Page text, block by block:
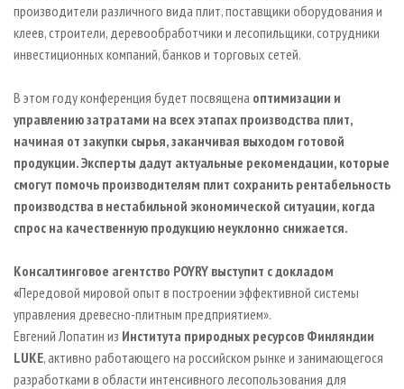
производители различного вида плит, поставщики оборудования и
клеев, строители, деревообработчики и лесопильщики, сотрудники
инвестиционных компаний, банков и торговых сетей.
В этом году конференция будет посвящена оптимизации и
управлению затратами на всех этапах производства плит,
начиная от закупки сырья, заканчивая выходом готовой
продукции. Эксперты дадут актуальные рекомендации, которые
смогут помочь производителям плит сохранить рентабельность
производства в нестабильной экономической ситуации, когда
спрос на качественную продукцию неуклонно снижается.
Консалтинговое агентство POYRY выступит с докладом
«Передовой мировой опыт в построении эффективной системы
управления древесно-плитным предприятием».
Евгений Лопатин из Института природных ресурсов Финляндии
LUKE, активно работающего на российском рынке и занимающегося
разработками в области интенсивного лесопользования для